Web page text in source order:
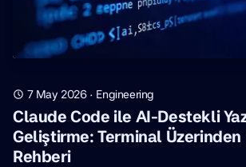
7 May 2026· Engineering
Claude Code ile AI-Destekli
Geliştirme: Terminal Üzerinden
Rehberi